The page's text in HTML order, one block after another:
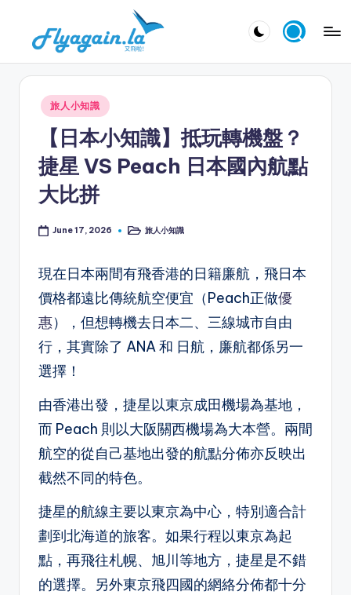
飛
Posted
in
旅人小知識
【日本小知識】抵玩轉機盤？
捷星 VS Peach 日本國內航點
大比拼
June 17, 2026
Posted旅人小知識
現在日本兩間有飛香港的日籍廉航，飛日本
價格都遠比傳統航空便宜（Peach正做優
惠），但想轉機去日本二、三線城市自由
行，其實除了 ANA 和 日航，廉航都係另一
選擇！
由香港出發，捷星以東京成田機場為基地，
而 Peach 則以大阪關西機場為大本營。兩間
航空的從自己基地出發的航點分佈亦反映出
截然不同的特色。
捷星的航線主要以東京為中心，特別適合計
劃到北海道的旅客。如果行程以東京為起
點，再飛往札幌、旭川等地方，捷星是不錯
的選擇。另外東京飛四國的網絡分佈都十分